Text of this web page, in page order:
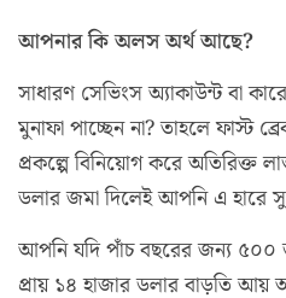
আপনার কি অলস অর্থ আছে?
সাধারণ সেভিংস অ্যাকাউন্ট বা
মুনাফা পাচ্ছেন না? তাহলে ফাস্ট
প্রকল্পে বিনিয়োগ করে অতিরিক্ত
ডলার জমা দিলেই আপনি এ হারে
আপনি যদি পাঁচ বছরের জন্য ৫০০
প্রায় ১৪ হাজার ডলার বাড়তি আয়